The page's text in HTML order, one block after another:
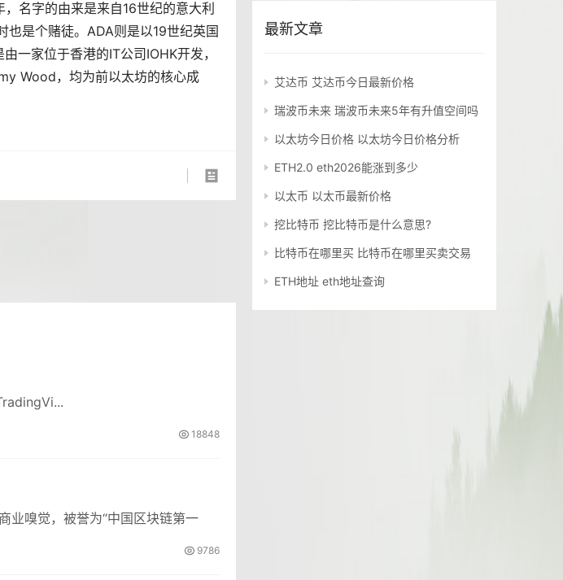
名字的由来是来自16世纪的意大利
是个赌徒。ADA则是以19世纪英国
一家位于香港的IT公司IOHK开发，
Wood，均为前以太坊的核心成
18848
业嗅觉，被誉为“中国区块链第一
9786
最新文章
艾达币 艾达币今日最新价格
瑞波币未来 瑞波币未来5年有升值空间吗
以太坊今日价格 以太坊今日价格分析
ETH2.0 eth2026能涨到多少
以太币 以太币最新价格
挖比特币 挖比特币是什么意思?
比特币在哪里买 比特币在哪里买卖交易
ETH地址 eth地址查询